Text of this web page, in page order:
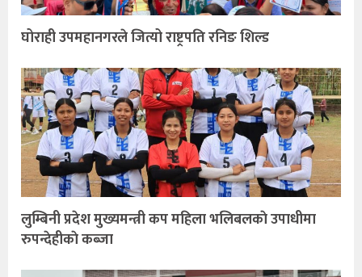
घोराही उपमहानगरले जित्यो राष्ट्रपति रनिङ शिल्ड
लुम्बिनी प्रदेश मुख्यमन्त्री कप महिला भलिबलकाे उपाधीमा
रुपन्देहीकाे कब्जा